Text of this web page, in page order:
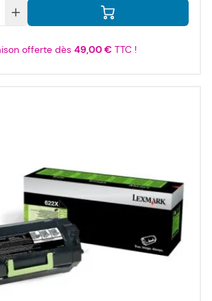
offerte dès 49,00 €TTC !